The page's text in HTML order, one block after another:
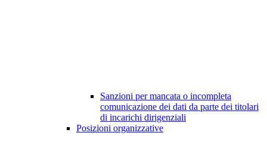
Sanzioni per mancata o incompleta
comunicazione dei dati da parte dei titolari
di incarichi dirigenziali
Posizioni organizzative